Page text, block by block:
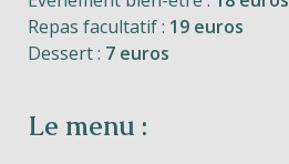
Repas facultatif : 19 euros
Dessert : 7 euros
Le menu :